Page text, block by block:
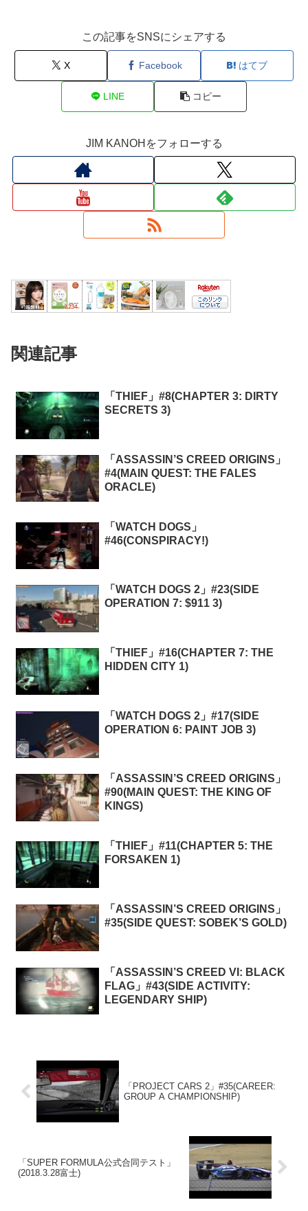
この記事をSNSにシェアする
X Facebook はてブ
LINE コピー
JIM KANOHをフォローする
関連記事
「THIEF」#8(CHAPTER 3: DIRTY
SECRETS 3)
「ASSASSIN’S CREED ORIGINS」
#4(MAIN QUEST: THE FALES
ORACLE)
「WATCH DOGS」
#46(CONSPIRACY!)
「WATCH DOGS 2」#23(SIDE
OPERATION 7: $911 3)
「THIEF」#16(CHAPTER 7: THE
HIDDEN CITY 1)
「WATCH DOGS 2」#17(SIDE
OPERATION 6: PAINT JOB 3)
「ASSASSIN’S CREED ORIGINS」
#90(MAIN QUEST: THE KING OF
KINGS)
「THIEF」#11(CHAPTER 5: THE
FORSAKEN 1)
「ASSASSIN’S CREED ORIGINS」
#35(SIDE QUEST: SOBEK’S GOLD)
「ASSASSIN’S CREED VI: BLACK
FLAG」#43(SIDE ACTIVITY:
LEGENDARY SHIP)
「PROJECT CARS 2」#35(CAREER:
GROUP A CHAMPIONSHIP)
「SUPER FORMULA公式合同テスト」
(2018.3.28富士)